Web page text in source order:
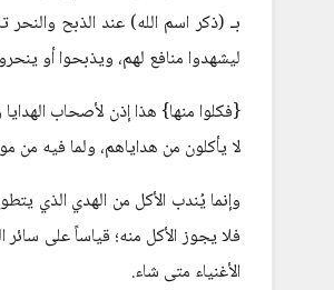
بـ (ذكر اسم الله) عند الذبح والنحر
ليشهدوا منافع لهم، ويذبحوا أو
{فكلوا منها} هذا إذن لأصحاب
لا يأكلون من هداياهم، ولما فيه من
وإنما يُندب الأكل من الهدي الذي
فلا يجوز الأكل منه؛ قياساً على
الأغنياء متى شاء.